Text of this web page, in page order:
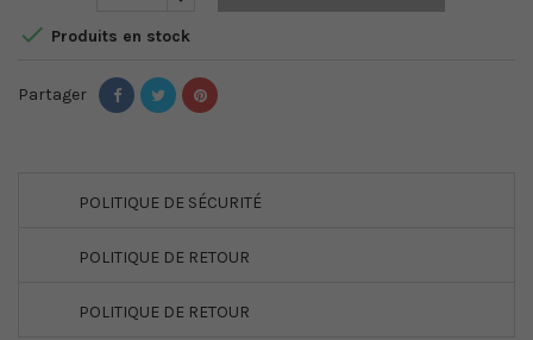
 Produits en stock
Partager
POLITIQUE DE SÉCURITÉ
POLITIQUE DE RETOUR
POLITIQUE DE RETOUR